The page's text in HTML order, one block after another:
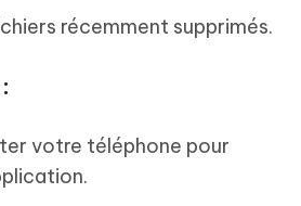
récemment supprimés.
votre téléphone pour